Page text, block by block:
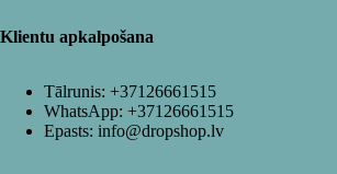
Klientu apkalpošana
Tālrunis: +37126661515
WhatsApp: +37126661515
Epasts: info@dropshop.lv